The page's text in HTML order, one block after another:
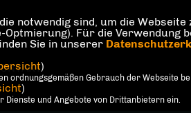
notwendig sind, um die
Für die
Sie in unserer
)
ordnungsgemäßen Gebrauch der Webseite
)
und Angebote von Drittanbietern ein.